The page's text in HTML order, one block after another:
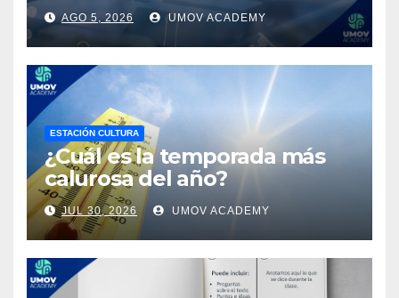
AGO 5, 2026 UMOV ACADEMY
ESTACIÓN CULTURA
¿Cuál es la temporada más
calurosa del año?
JUL 30, 2026 UMOV ACADEMY